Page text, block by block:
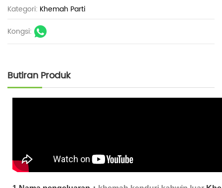
Kategori: Khemah Parti
Kongsi:
Butiran Produk